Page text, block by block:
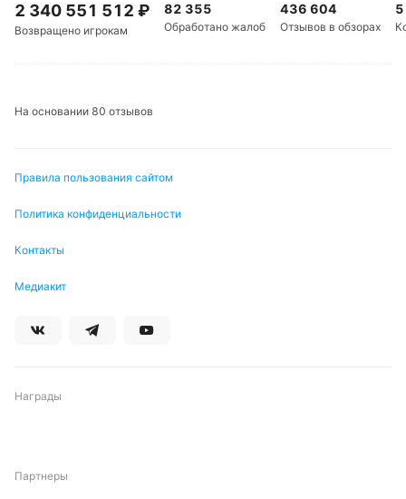
2 340 551 512 ₽
Возвращено игрокам
82 355
Обработано жалоб
436 604
Отзывов в обзорах
На основании 80 отзывов
Правила пользования сайтом
Политика конфиденциальности
Контакты
Медиакит
Награды
Партнеры